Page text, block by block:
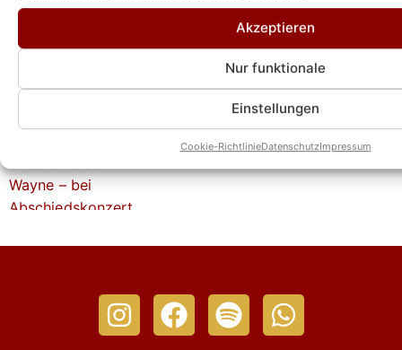
Akzeptieren
Nur funktionale
Einstellungen
Cookie-RichtlinieDatenschutzImpressum
Howard Carpendale überrascht auf Open
Air Tour mit neuem Song – der ein Cover
Howard Carpendale: Vorverkauf für „Die